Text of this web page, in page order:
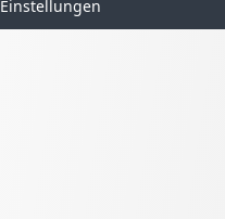
Einstellungen